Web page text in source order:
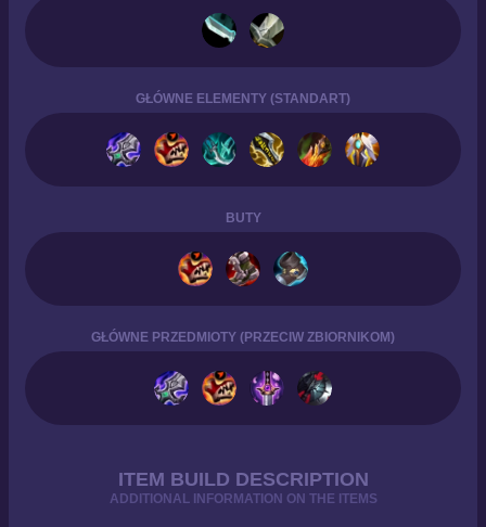
GŁÓWNE ELEMENTY (STANDART)
BUTY
GŁÓWNE PRZEDMIOTY (PRZECIW ZBIORNIKOM)
ITEM BUILD DESCRIPTION
ADDITIONAL INFORMATION ON THE ITEMS